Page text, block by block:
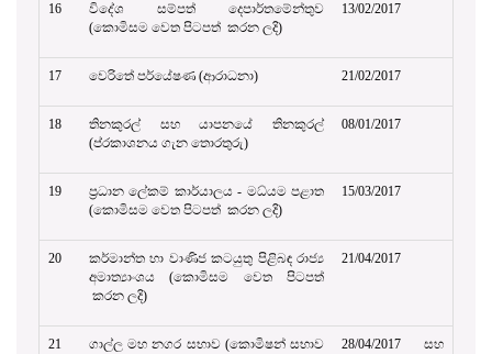
16
විදේශ සම්පත් දෙපාර්තමේන්තුව
(කොමිසම වෙත පිටපත් කරන ලදි)
13/02/2017
17 වෙරිතේ පර්යේෂණ (ආරාධනා) 21/02/2017
18
තිනකුරල් සහ යාපනයේ තිනකුරල්
(ප්රකාශනය ගැන තොරතුරු)
08/01/2017
19
ප්‍රධාන ලේකම් කාර්යාලය - මධ්යම පළාත
(කොමිසම වෙත පිටපත් කරන ලදි)
15/03/2017
20
කර්මාන්ත හා වාණිජ කටයුතු පිළිබඳ රාජ්‍ය
අමාත්‍යාංශය (කොමිසම වෙත පිටපත්
කරන ලදි)
21/04/2017
21
ගාල්ල මහ නගර සභාව (කොමිෂන් සභාව
28/04/2017 සහ